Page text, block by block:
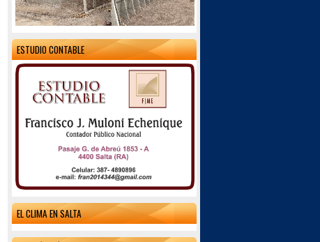
ESTUDIO CONTABLE
EL CLIMA EN SALTA